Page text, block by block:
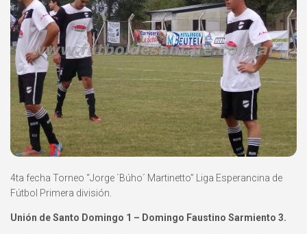
4ta fecha Torneo “Jorge ´Búho´ Martinetto” Liga Esperancina de
Fútbol Primera división.
Unión de Santo Domingo 1 – Domingo Faustino Sarmiento 3.